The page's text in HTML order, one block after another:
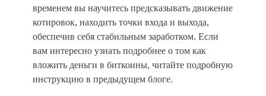
временем вы научитесь предсказывать движение
котировок, находить точки входа и выхода,
обеспечив себя стабильным заработком. Если
вам интересно узнать подробнее о том как
вложить деньги в биткоины, читайте подробную
инструкцию в предыдущем блоге.